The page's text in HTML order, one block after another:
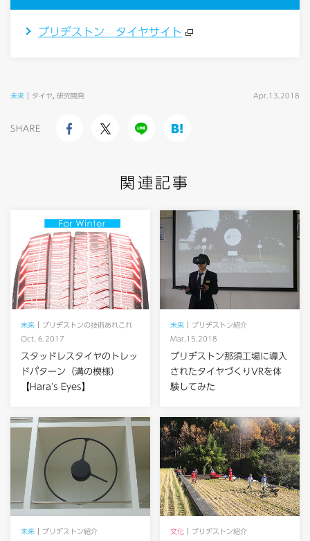
ブリヂストン タイヤサイト
未来 タイヤ 研究開発 Apr.13.2018
SHARE
関連記事
スタッドレスタイヤのトレッ
ドパターン（溝の模様）
【Hara's Eyes】
未来
ブリヂストンの技術あれこれ
Oct. 6.2017
ブリヂストン那須工場に導入
されたタイヤづくりVRを体
験してみた
未来
ブリヂストン紹介
Mar.15.2018
未来
ブリヂストン紹介
文化
ブリヂストン紹介